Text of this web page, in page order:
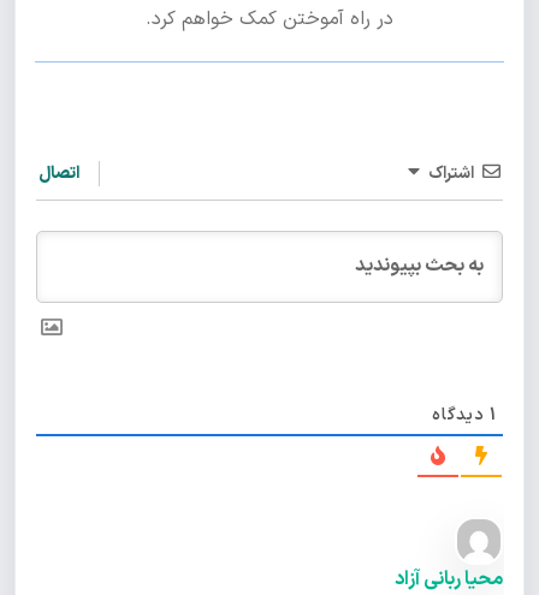
در راه آموختن کمک خواهم کرد.
اشتراک اتصال
1 دیدگاه
محیا ربانی آزاد